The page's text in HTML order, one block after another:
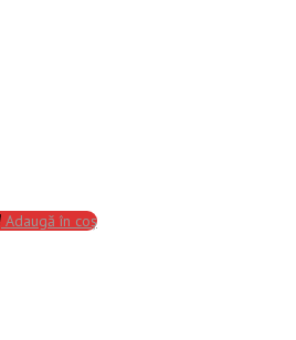
Adaugă în coș